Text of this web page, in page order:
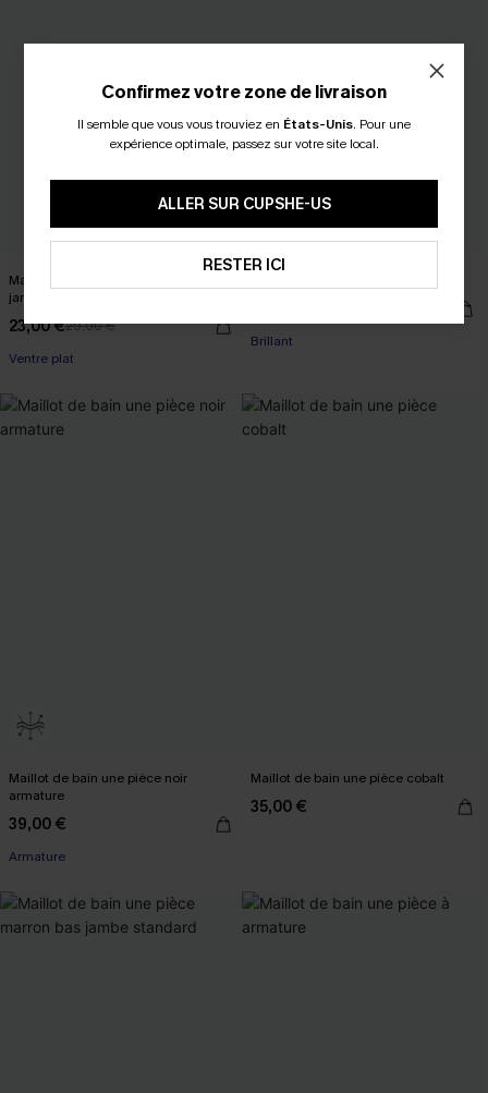
Maillot de bain une pièce noir bas
jambe standard ventre plat
23,00 €29,00 €
Ventre plat
Brillant
Maillot de bain une pièce noir
armature
39,00 €
Armature
Maillot de bain une pièce cobalt
35,00 €
Confirmez votre zone de livraison
Il semble que vous vous trouviez en États-Unis. Pour une
expérience optimale, passez sur votre site local.
ALLER SUR CUPSHE-US
RESTER ICI